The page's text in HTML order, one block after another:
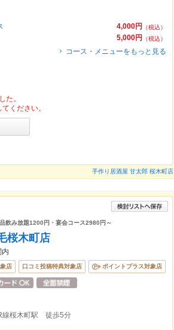
4,000円
（税込）
5,000円
（税込）
コース・メニューをもっと見る
た。
ください。
手作り居酒屋 甘太郎 桜木町店
み放題1200円・宴会コース2980円～
木町店
内
店 口コミ投稿特典対象店 ポイントプラス対象店
線桜木町駅 徒歩5分